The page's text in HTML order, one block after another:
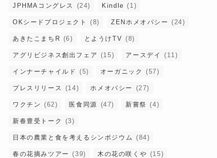
JPHMAコングレス (24) Kindle (1)
OKシードプロジェクト (8) ZENホメオパシー (24)
あきたこまちR (6) とようけTV (8)
アグリビジネス創出フェア (15) アースデイ (11)
インナーチャイルド (5) オーガニック (57)
プレスリリース (14) ホメオパシー (27)
ワクチン (62) 医食同源 (47) 新嘗祭 (4)
新春豊受トーク (3)
日本の農業と食を考えるシンポジウム (84)
春の花摘みツアー (39) 木の花の咲くや (15)